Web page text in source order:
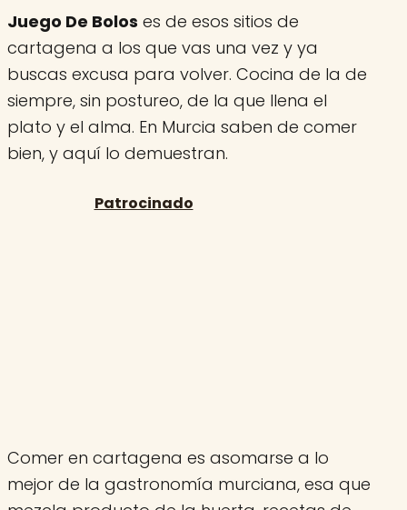
Juego De Bolos es de esos sitios de
cartagena a los que vas una vez y ya
buscas excusa para volver. Cocina de la de
siempre, sin postureo, de la que llena el
plato y el alma. En Murcia saben de comer
bien, y aquí lo demuestran.
Comer en cartagena es asomarse a lo
mejor de la gastronomía murciana, esa que